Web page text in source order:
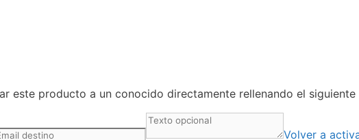
este producto a un conocido directamente rellenando el
Volver a